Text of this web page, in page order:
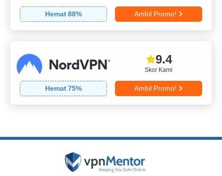
Hemat88% Ambil Promo!
Skor Kami
9.4
Hemat75% Ambil Promo!